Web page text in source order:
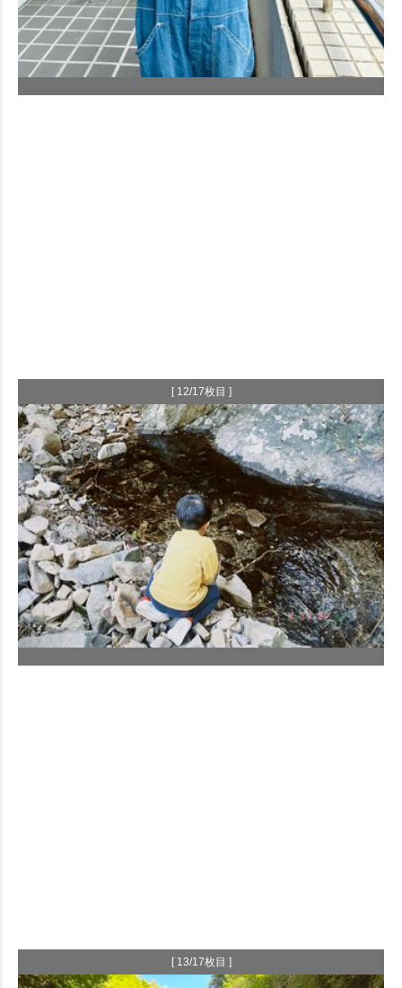
[ 12/17枚目 ]
[ 13/17枚目 ]